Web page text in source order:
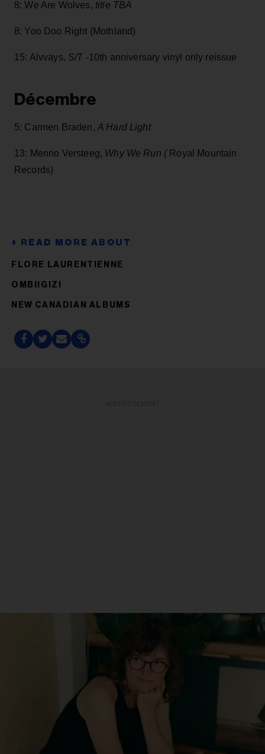
8: We Are Wolves, title TBA
8: Yoo Doo Right (Mothland)
15: Alvvays, S/T-10th anniversary vinyl only reissue
Décembre
5: Carmen Braden, A Hard Light
13: Menno Versteeg, Why We Run (Royal Mountain
Records)
FLORE LAURENTIENNE
OMBIIGIZI
NEW CANADIAN ALBUMS